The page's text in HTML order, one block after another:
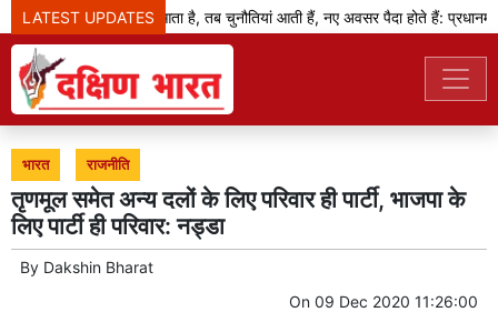
LATEST UPDATES
जब बदलाव का दौर आता है, तब चुनौतियां आती हैं, नए अवसर पैदा होते हैं: प्रधानमंत्री
भारत राजनीति
तृणमूल समेत अन्य दलों के लिए परिवार ही पार्टी, भाजपा के
लिए पार्टी ही परिवार: नड्डा
By Dakshin Bharat
On 09 Dec 2020 11:26:00